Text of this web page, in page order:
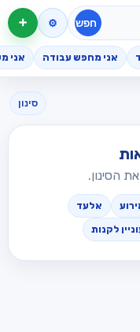
חפש ⚙️
➕
אני מחפש עבודה אני
סינון
הסינון.
אלעד
לקנות